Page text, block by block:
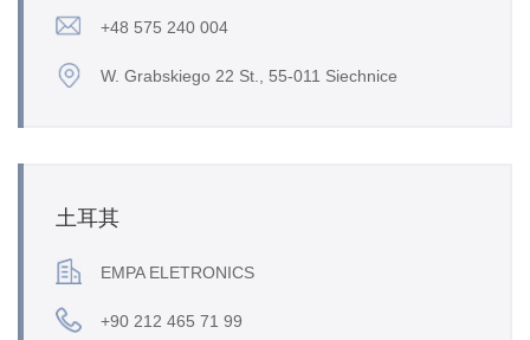
+48 575 240 004
W. Grabskiego 22 St., 55-011 Siechnice
土耳其
EMPA ELETRONICS
+90 212 465 71 99